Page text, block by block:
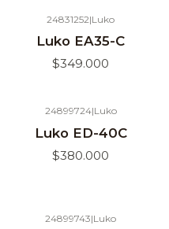
24831252|Luko
Luko EA35-C
$349.000
24899724|Luko
Luko ED-40C
$380.000
24899743|Luko